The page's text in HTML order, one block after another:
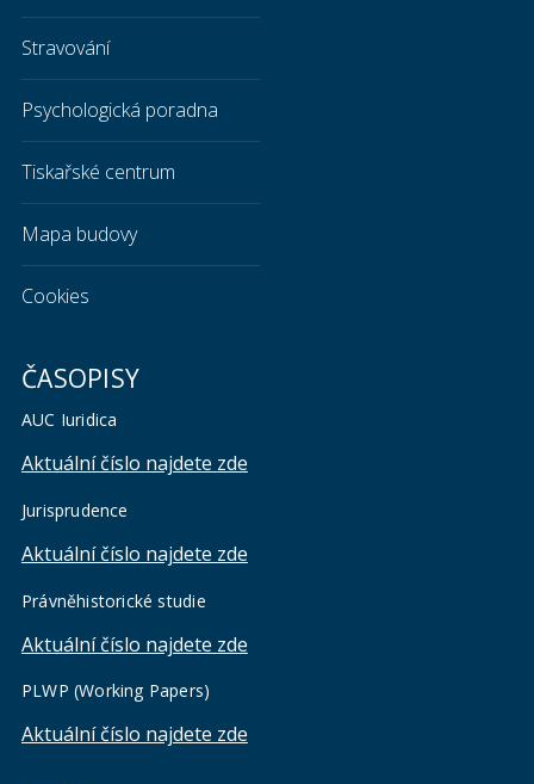
Stravování
Psychologická poradna
Tiskařské centrum
Mapa budovy
Cookies
ČASOPISY
AUC Iuridica
Aktuální číslo najdete zde
Jurisprudence
Aktuální číslo najdete zde
Právněhistorické studie
Aktuální číslo najdete zde
PLWP (Working Papers)
Aktuální číslo najdete zde